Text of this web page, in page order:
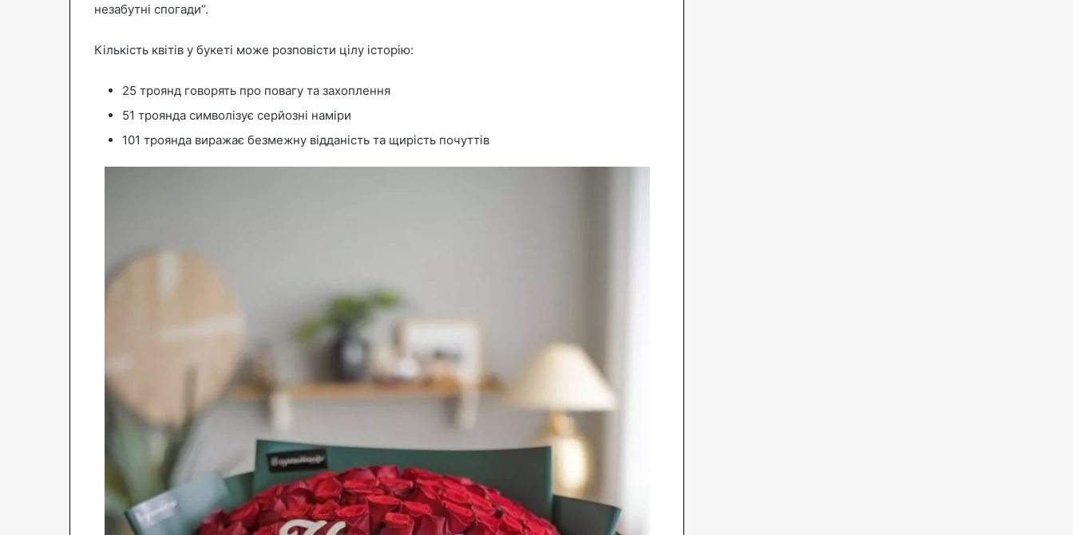
незабутні спогади”.
Кількість квітів у букеті може розповісти цілу історію:
25 троянд говорять про повагу та захоплення
51 троянда символізує серйозні наміри
101 троянда виражає безмежну відданість та щирість почуттів